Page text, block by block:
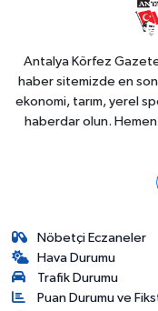
Antalya Körfez
haber sitemizde en
ekonomi, tarım, yerel
haberdar olun. Hemen
Nöbetçi Eczaneler
Hava Durumu
Trafik Durumu
Puan Durumu ve